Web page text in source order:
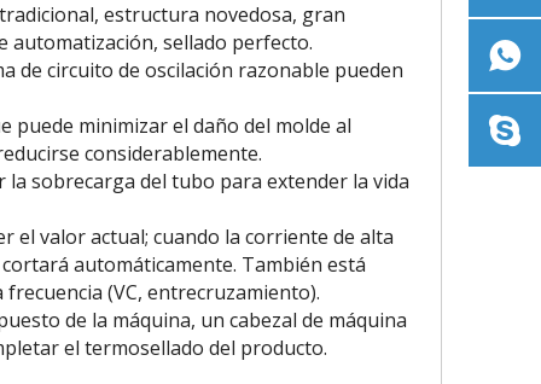
estructura novedosa, gran
automatización, sellado perfecto.
de circuito de oscilación razonable pueden
puede minimizar el daño del molde al
considerablemente.
sobrecarga del tubo para extender la vida
el valor actual; cuando la corriente de alta
automáticamente. También está
(VC, entrecruzamiento).
de la máquina, un cabezal de máquina
el termosellado del producto.